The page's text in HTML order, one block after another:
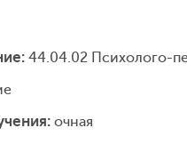
44.04.02 Психолого-
очная